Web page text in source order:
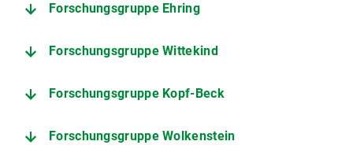
Forschungsgruppe Ehring
Forschungsgruppe Wittekind
Forschungsgruppe Kopf-Beck
Forschungsgruppe Wolkenstein